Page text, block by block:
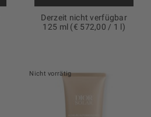
Derzeit nicht verfügbar
125 ml (€ 572,00 / 1 l)
Nicht vorrätig